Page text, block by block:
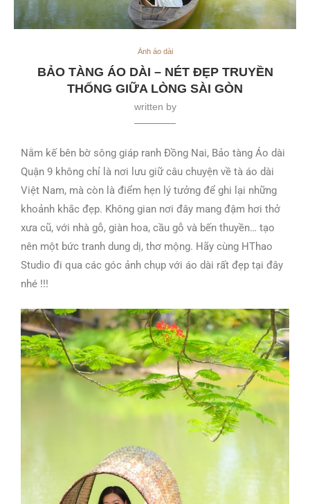
Ảnh áo dài
BẢO TÀNG ÁO DÀI – NÉT ĐẸP TRUYỀN
THỐNG GIỮA LÒNG SÀI GÒN
written by
Nằm kế bên bờ sông giáp ranh Đồng Nai, Bảo tàng Áo dài
Quận 9 không chỉ là nơi lưu giữ câu chuyện về tà áo dài
Việt Nam, mà còn là điểm hẹn lý tưởng để ghi lại những
khoảnh khắc đẹp. Không gian nơi đây mang đậm hơi thở
xưa cũ, với nhà gỗ, giàn hoa, cầu gỗ và bến thuyền… tạo
nên một bức tranh dung dị, thơ mộng. Hãy cùng HThao
Studio đi qua các góc ảnh chụp với áo dài rất đẹp tại đây
nhé !!!